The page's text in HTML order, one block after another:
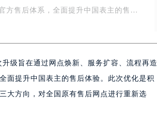
提前预约）
室（需提前预约）
座办公楼14层07室（需提前预约）
室（需提前预约）
（需提前预约）
方售后体系，全面提升中国表主的售
级旨在通过网点焕新、服务扩容、流程再造
面提升中国表主的售后体验。此次优化是积
大方向，对全国原有售后网点进行重新选